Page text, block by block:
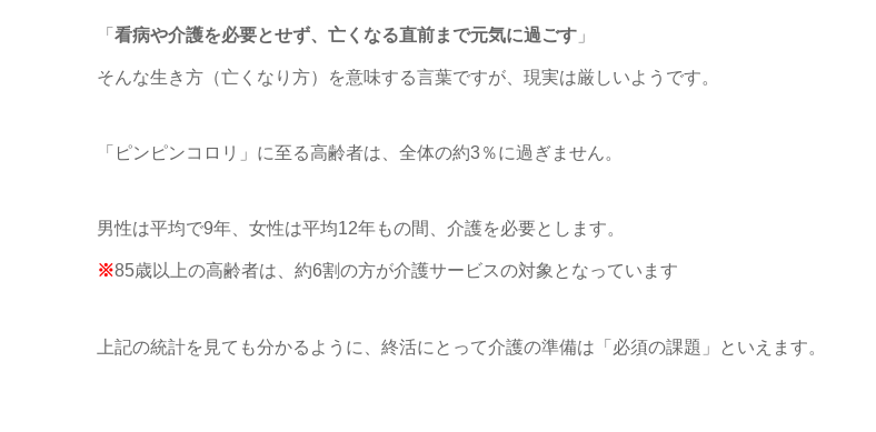
「 看病や介護を必要とせず、亡くなる直前まで元気に過ごす 」
そんな生き方（亡くなり方）を意味する言葉ですが、現実は厳しいようです。
「ピンピンコロリ」に至る高齢者は、全体の約3％に過ぎません。
男性は平均で9年、女性は平均12年もの間、介護を必要とします。
※85歳以上の高齢者は、約6割の方が介護サービスの対象となっています
上記の統計を見ても分かるように、終活にとって介護の準備は「必須の課題」といえます。